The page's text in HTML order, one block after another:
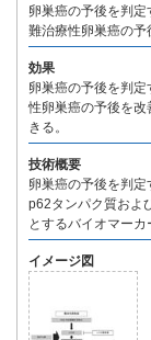
卵巣癌の予後を判
難治療性卵巣癌の予
効果
卵巣癌の予後を判
性卵巣癌の予後を
きる。
技術概要
卵巣癌の予後を判定
p62タンパク質およ
とするバイオマーカ
イメージ図